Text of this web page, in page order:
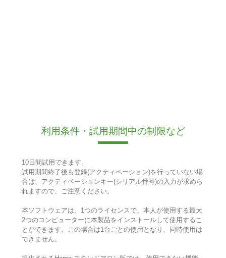
利用条件・試用期間中の制限など
10日間試用できます。
試用期間終了後も登録(アクティベーション)を行っていない場
合は、アクティベーションキー(シリアル番号)の入力が求めら
れますので、ご注意ください。
本ソフトウェアは、1つのライセンスで、本人が使用する最大
2つのコンピューターに本製品をインストールして使用するこ
とができます。この場合は1台ごとの使用となり、同時使用は
できません。